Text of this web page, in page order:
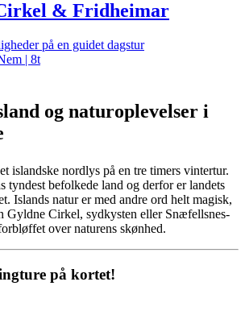
& Fridheimar
på en guidet dagstur
| 8t
og naturoplevelser i
islandske nordlys på en tre timers vintertur.
tyndest befolkede land og derfor er landets
Islands natur er med andre ord helt magisk,
Gyldne Cirkel, sydkysten eller Snæfellsnes-
over naturens skønhed.
på kortet!